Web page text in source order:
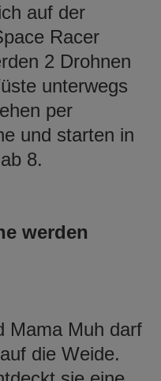
auf der
Racer
2 Drohnen
unterwegs
per
und starten in
8.
werden
Mama Muh darf
die Weide.